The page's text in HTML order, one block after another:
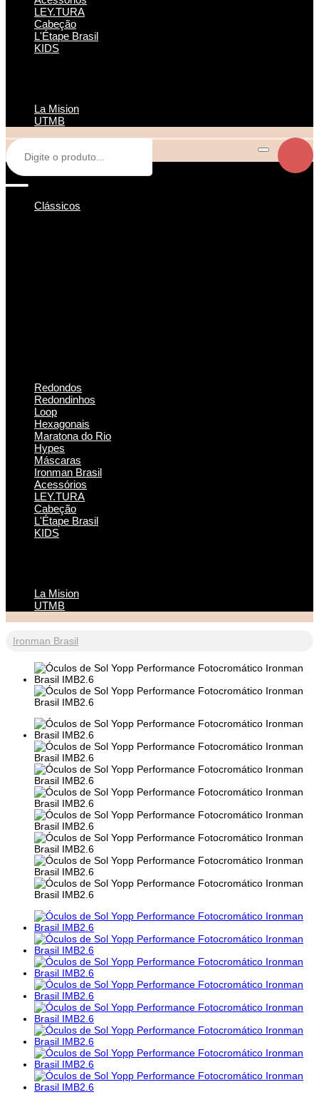
LEY.TURA
Cabeção
L'Étape Brasil
KIDS
La Mision
UTMB
Clássicos
Redondos
Redondinhos
Loop
Hexagonais
Maratona do Rio
Hypes
Máscaras
Ironman Brasil
Acessórios
LEY.TURA
Cabeção
L'Étape Brasil
KIDS
La Mision
UTMB
Ironman Brasil